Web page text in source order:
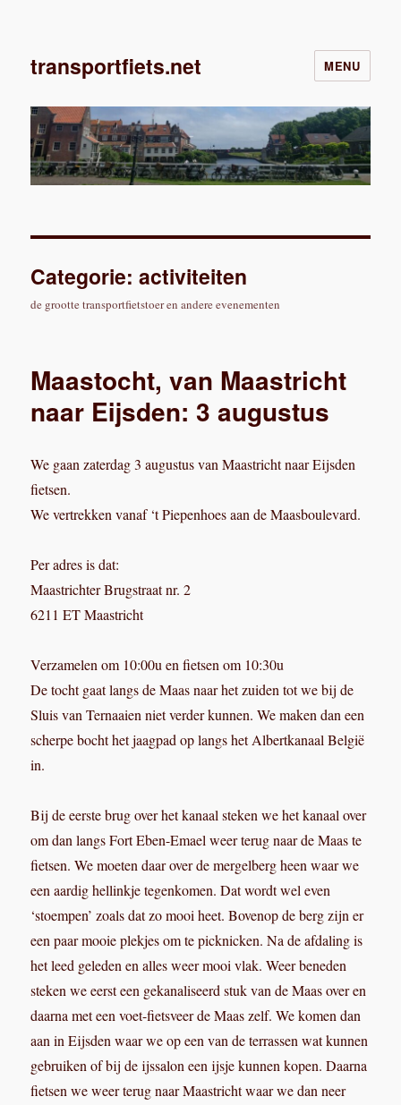
transportfiets.net MENU
Categorie:activiteiten
de grootte transportfietstoer en andere evenementen
Maastocht, van Maastricht
naar Eijsden: 3 augustus
We gaan zaterdag 3 augustus van Maastricht naar Eijsden
fietsen.
We vertrekken vanaf ‘t Piepenhoes aan de Maasboulevard.
Per adres is dat:
Maastrichter Brugstraat nr. 2
6211 ET Maastricht
Verzamelen om 10:00u en fietsen om 10:30u
De tocht gaat langs de Maas naar het zuiden tot we bij de
Sluis van Ternaaien niet verder kunnen. We maken dan een
scherpe bocht het jaagpad op langs het Albertkanaal België
in.
Bij de eerste brug over het kanaal steken we het kanaal over
om dan langs Fort Eben-Emael weer terug naar de Maas te
fietsen. We moeten daar over de mergelberg heen waar we
een aardig hellinkje tegenkomen. Dat wordt wel even
‘stoempen’ zoals dat zo mooi heet. Bovenop de berg zijn er
een paar mooie plekjes om te picknicken. Na de afdaling is
het leed geleden en alles weer mooi vlak. Weer beneden
steken we eerst een gekanaliseerd stuk van de Maas over en
daarna met een voet-fietsveer de Maas zelf. We komen dan
aan in Eijsden waar we op een van de terrassen wat kunnen
gebruiken of bij de ijssalon een ijsje kunnen kopen. Daarna
fietsen we weer terug naar Maastricht waar we dan neer